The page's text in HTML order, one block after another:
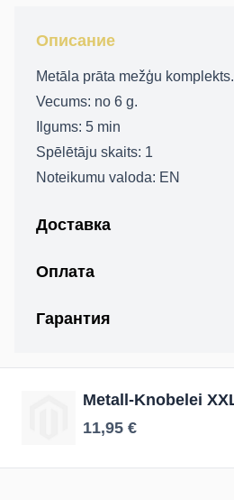
Описание
Metāla prāta mežģu komplekts.
Vecums: no 6 g.
Ilgums: 5 min
Spēlētāju skaits: 1
Noteikumu valoda: EN
Доставка
Оплата
Гарантия
11,95 €